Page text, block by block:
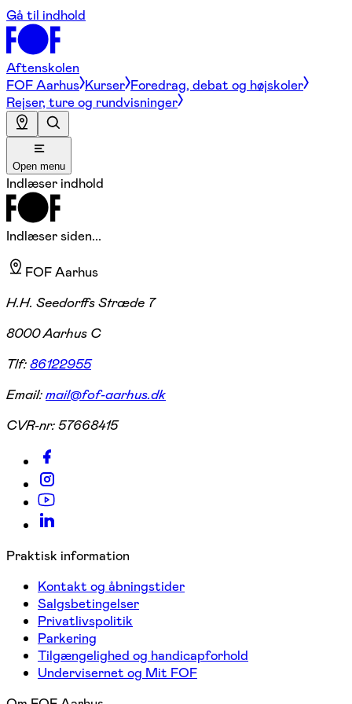
Gå til indhold
Aftenskolen
FOF Aarhus Kurser Foredrag, debat og højskoler
Rejser, ture og rundvisninger
Open menu
Indlæser indhold
Indlæser siden...
FOF Aarhus
H.H. Seedorffs Stræde 7
8000 Aarhus C
Tlf:86122955
Email:mail@fof-aarhus.dk
CVR-nr:57668415
Praktisk information
Kontakt og åbningstider
Salgsbetingelser
Privatlivspolitik
Parkering
Tilgængelighed og handicapforhold
Undervisernet og Mit FOF